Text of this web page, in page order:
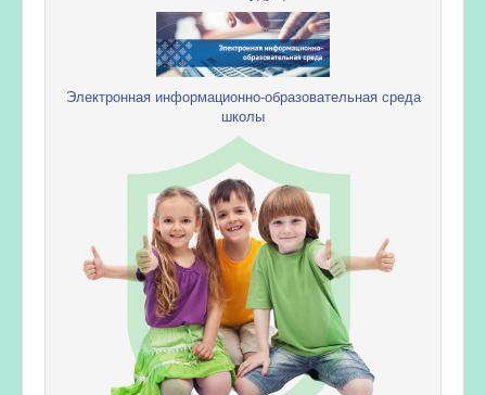
Электронная информационно-образовательная среда
школы